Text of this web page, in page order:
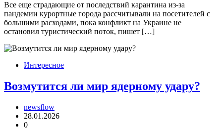
Все еще страдающие от последствий карантина из-за
пандемии курортные города рассчитывали на посетителей с
большими расходами, пока конфликт на Украине не
остановил туристический поток, пишет […]
Интересное
Возмутится ли мир ядерному удару?
newsflow
28.01.2026
0